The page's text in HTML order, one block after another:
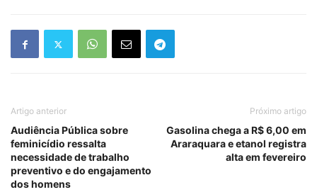
Artigo anterior
Audiência Pública sobre
feminicídio ressalta
necessidade de trabalho
preventivo e do engajamento
dos homens
Próximo artigo
Gasolina chega a R$ 6,00 em
Araraquara e etanol registra
alta em fevereiro